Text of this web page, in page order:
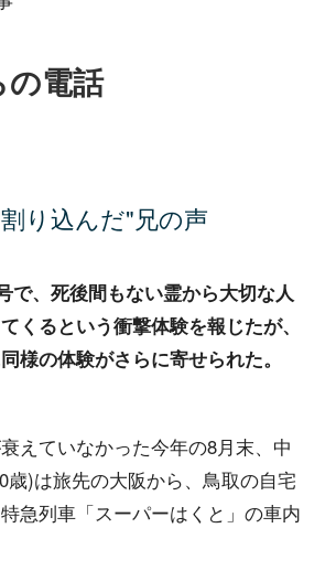
電話
り込んだ"兄の声
で、死後間もない霊から大切な人
くるという衝撃体験を報じたが、
様の体験がさらに寄せられた。
えていなかった今年の8月末、中
歳)は旅先の大阪から、鳥取の自宅
急列車「スーパーはくと」の車内